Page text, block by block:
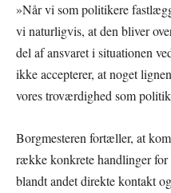
»Når vi som politikere
vi naturligvis, at den bliver
del af ansvaret i situationen
ikke accepterer, at noget
vores troværdighed som
Borgmesteren fortæller, at
række konkrete handlinger for
blandt andet direkte kontakt